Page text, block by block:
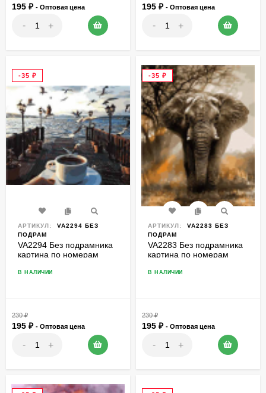
195 ₽ - Оптовая цена
- +
195 ₽ - Оптовая цена
- +
-35 ₽
АРТИКУЛ:
VA2294 БЕЗ
ПОДРАМ
VA2294 Без подрамника
картина по номерам
В НАЛИЧИИ
230₽
195 ₽ - Оптовая цена
- +
-35 ₽
АРТИКУЛ:
VA2283 БЕЗ
ПОДРАМ
VA2283 Без подрамника
картина по номерам
В НАЛИЧИИ
230₽
195 ₽ - Оптовая цена
- +